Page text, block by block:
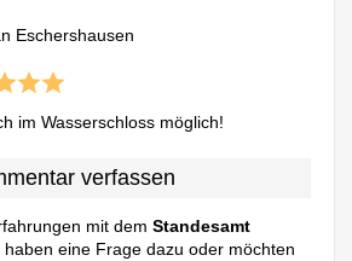
Eschershausen
im Wasserschloss möglich!
verfassen
mit demStandesamt
haben eine Frage dazu oder möchten